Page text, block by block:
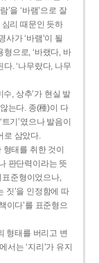
’을 ‘바램’으로 잘
심리 때문인 듯하
사가 ‘바램’이 될
형으로, ‘바랬다, 바
다. ‘나무랐다, 나무
, 상추’가 현실 발
는다. 종(種)이 다
기’였으나 발음이
로 삼았다.
태를 취한 것이
판단력이라는 뜻
표준형이었으나,
짓’을 인정함에 따
이다’를 표준형으
형태를 버리고 변
서는 ‘지리’가 유지